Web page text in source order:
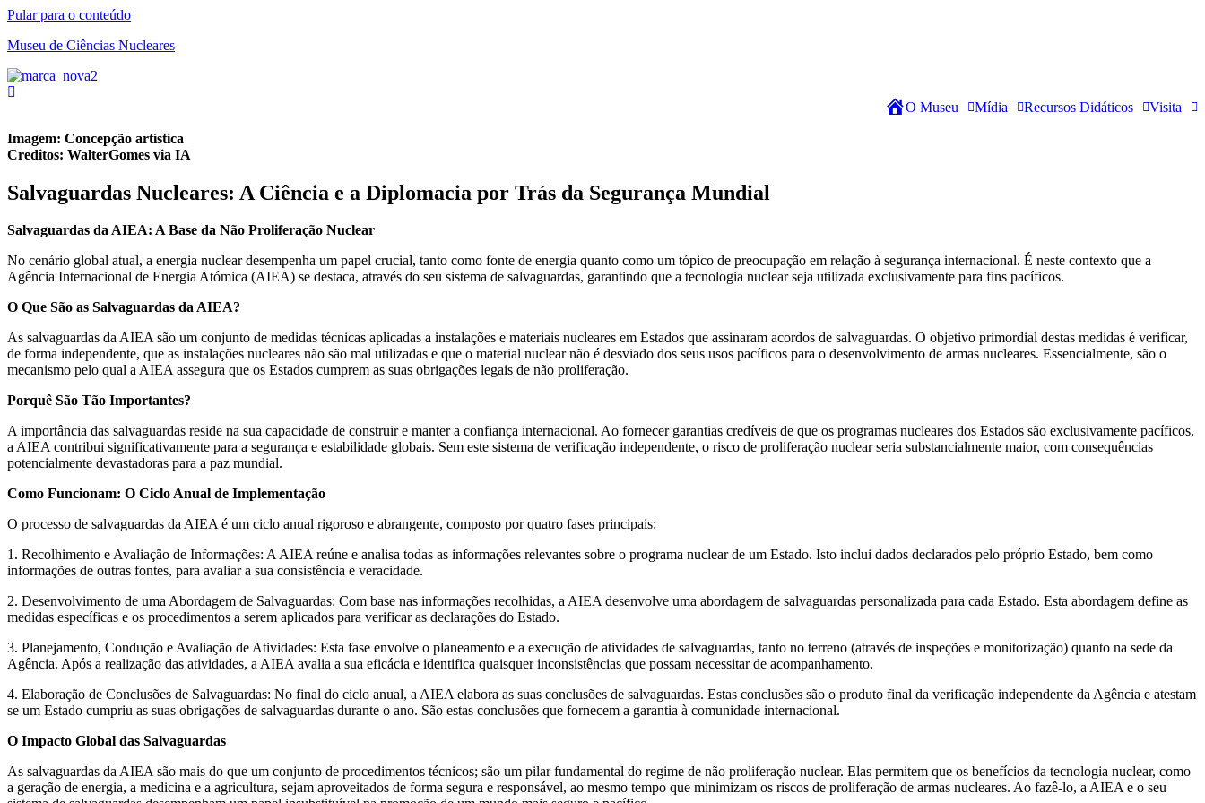
Pular para o conteúdo
Museu de Ciências Nucleares
HomeO Museu Mídia Recursos Didáticos Visita
Imagem: Concepção artística
Creditos: WalterGomes via IA
Salvaguardas Nucleares: A Ciência e a Diplomacia por Trás da Segurança Mundial
Salvaguardas da AIEA: A Base da Não Proliferação Nuclear
No cenário global atual, a energia nuclear desempenha um papel crucial, tanto como fonte de energia quanto como um tópico de preocupação em relação à segurança internacional. É neste contexto que a
Agência Internacional de Energia Atómica (AIEA) se destaca, através do seu sistema de salvaguardas, garantindo que a tecnologia nuclear seja utilizada exclusivamente para fins pacíficos.
O Que São as Salvaguardas da AIEA?
As salvaguardas da AIEA são um conjunto de medidas técnicas aplicadas a instalações e materiais nucleares em Estados que assinaram acordos de salvaguardas. O objetivo primordial destas medidas é verificar,
de forma independente, que as instalações nucleares não são mal utilizadas e que o material nuclear não é desviado dos seus usos pacíficos para o desenvolvimento de armas nucleares. Essencialmente, são o
mecanismo pelo qual a AIEA assegura que os Estados cumprem as suas obrigações legais de não proliferação.
Porquê São Tão Importantes?
A importância das salvaguardas reside na sua capacidade de construir e manter a confiança internacional. Ao fornecer garantias credíveis de que os programas nucleares dos Estados são exclusivamente pacíficos,
a AIEA contribui significativamente para a segurança e estabilidade globais. Sem este sistema de verificação independente, o risco de proliferação nuclear seria substancialmente maior, com consequências
potencialmente devastadoras para a paz mundial.
Como Funcionam: O Ciclo Anual de Implementação
O processo de salvaguardas da AIEA é um ciclo anual rigoroso e abrangente, composto por quatro fases principais:
1. Recolhimento e Avaliação de Informações: A AIEA reúne e analisa todas as informações relevantes sobre o programa nuclear de um Estado. Isto inclui dados declarados pelo próprio Estado, bem como
informações de outras fontes, para avaliar a sua consistência e veracidade.
2. Desenvolvimento de uma Abordagem de Salvaguardas: Com base nas informações recolhidas, a AIEA desenvolve uma abordagem de salvaguardas personalizada para cada Estado. Esta abordagem define as
medidas específicas e os procedimentos a serem aplicados para verificar as declarações do Estado.
3. Planejamento, Condução e Avaliação de Atividades: Esta fase envolve o planeamento e a execução de atividades de salvaguardas, tanto no terreno (através de inspeções e monitorização) quanto na sede da
Agência. Após a realização das atividades, a AIEA avalia a sua eficácia e identifica quaisquer inconsistências que possam necessitar de acompanhamento.
4. Elaboração de Conclusões de Salvaguardas: No final do ciclo anual, a AIEA elabora as suas conclusões de salvaguardas. Estas conclusões são o produto final da verificação independente da Agência e atestam
se um Estado cumpriu as suas obrigações de salvaguardas durante o ano. São estas conclusões que fornecem a garantia à comunidade internacional.
O Impacto Global das Salvaguardas
As salvaguardas da AIEA são mais do que um conjunto de procedimentos técnicos; são um pilar fundamental do regime de não proliferação nuclear. Elas permitem que os benefícios da tecnologia nuclear, como
a geração de energia, a medicina e a agricultura, sejam aproveitados de forma segura e responsável, ao mesmo tempo que minimizam os riscos de proliferação de armas nucleares. Ao fazê-lo, a AIEA e o seu